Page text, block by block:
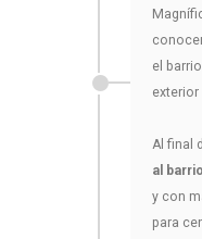
el
exterior
Al final
al
y con
para